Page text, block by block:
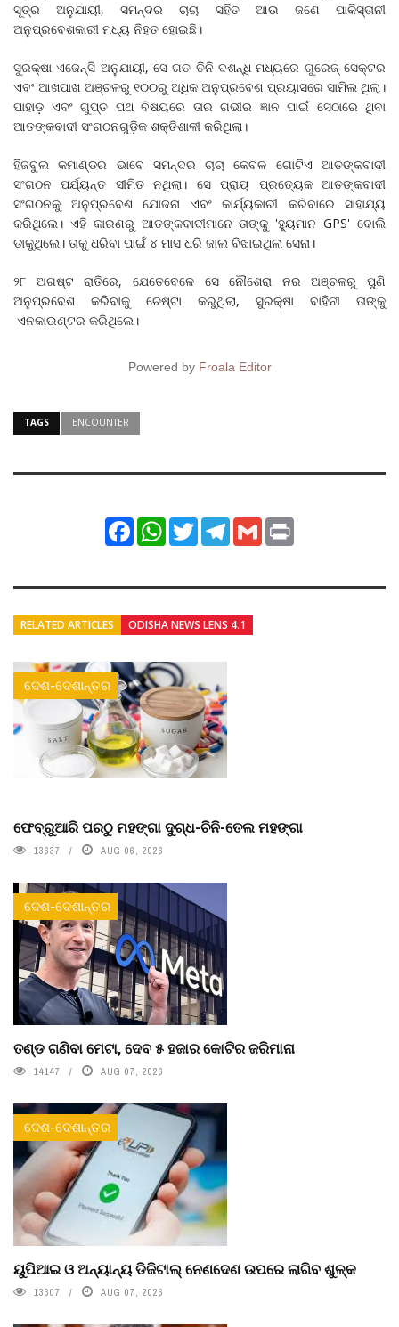
ସୂତ୍ର ଅନୁଯାୟୀ, ସମନ୍ଦର ଚାଚା ସହିତ ଆଉ ଜଣେ ପାକିସ୍ତାନୀ
ଅନୁପ୍ରବେଶକାରୀ ମଧ୍ୟ ନିହତ ହୋଇଛି।
ସୁରକ୍ଷା ଏଜେନ୍ସି ଅନୁଯାୟୀ, ସେ ଗତ ତିନି ଦଶନ୍ଧି ମଧ୍ୟରେ ଗୁରେଜ୍ ସେକ୍ଟର
ଏବଂ ଆଖପାଖ ଅଞ୍ଚଳରୁ ୧୦୦ରୁ ଅଧିକ ଅନୁପ୍ରବେଶ ପ୍ରୟାସରେ ସାମିଲ ଥିଲା।
ପାହାଡ଼ ଏବଂ ଗୁପ୍ତ ପଥ ବିଷୟରେ ତାର ଗଭୀର ଜ୍ଞାନ ପାଇଁ ସେଠାରେ ଥିବା
ଆତଙ୍କବାଦୀ ସଂଗଠନଗୁଡ଼ିକ ଶକ୍ତିଶାଳୀ କରିଥିଲା।
ହିଜବୁଲ କମାଣ୍ଡର ଭାବେ ସମନ୍ଦର ଚାଚା କେବଳ ଗୋଟିଏ ଆତଙ୍କବାଦୀ
ସଂଗଠନ ପର୍ଯ୍ୟନ୍ତ ସୀମିତ ନଥିଲା। ସେ ପ୍ରାୟ ପ୍ରତ୍ୟେକ ଆତଙ୍କବାଦୀ
ସଂଗଠନକୁ ଅନୁପ୍ରବେଶ ଯୋଜନା ଏବଂ କାର୍ଯ୍ୟକାରୀ କରିବାରେ ସାହାଯ୍ୟ
କରିଥିଲେ। ଏହି କାରଣରୁ ଆତଙ୍କବାଦୀମାନେ ତାଙ୍କୁ 'ହ୍ୟୁମାନ GPS' ବୋଲି
ଡାକୁଥିଲେ। ତାକୁ ଧରିବା ପାଇଁ ୪ ମାସ ଧରି ଜାଲ ବିଝାଇଥିଲା ସେନା।
୨୮ ଅଗଷ୍ଟ ରାତିରେ, ଯେତେବେଳେ ସେ ନୌଶେରା ନର ଅଞ୍ଚଳରୁ ପୁଣି
ଅନୁପ୍ରବେଶ କରିବାକୁ ଚେଷ୍ଟା କରୁଥିଲା, ସୁରକ୍ଷା ବାହିନୀ ତାଙ୍କୁ
ଏନକାଉଣ୍ଟର କରିଥିଲେ।
Powered by Froala Editor
TAGS ENCOUNTER
FacebookWhatsApp
TwitterTelegram
Gmail
RELATED ARTICLES ODISHA NEWS LENS 4.1
ଦେଶ-ଦେଶାନ୍ତର
ଫେବ୍ରୁଆରି ପରଠୁ ମହଙ୍ଗା ଦୁଗ୍ଧ-ଚିନି-ତେଲ ମହଙ୍ଗା
13637 AUG 06, 2026
ଦେଶ-ଦେଶାନ୍ତର
ତଣ୍ଡ ଗଣିବା ମେଟା, ଦେବ ୫ ହଜାର କୋଟିର ଜରିମାନା
14147 AUG 07, 2026
ଦେଶ-ଦେଶାନ୍ତର
ୟୁପିଆଇ ଓ ଅନ୍ୟାନ୍ୟ ଡିଜିଟାଲ୍ ନେଣଦେଣ ଉପରେ ଲାଗିବ ଶୁଳ୍କ
13307 AUG 07, 2026